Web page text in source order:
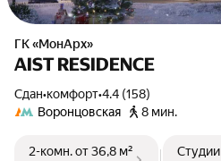
ГК «МонАрх»
AIST RESIDENCE
Сдан•комфорт•4.4 (158)
Воронцовская
8 мин.
2-комн.от 36,8 м²
Студии